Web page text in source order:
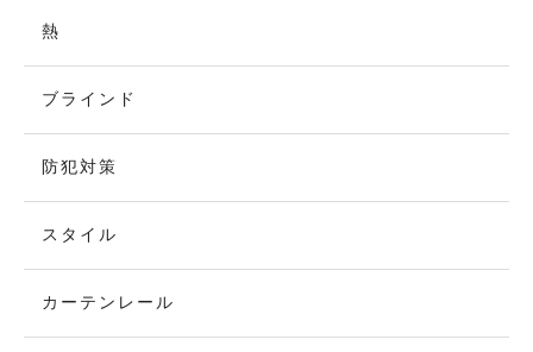
熱
ブラインド
防犯対策
スタイル
カーテンレール